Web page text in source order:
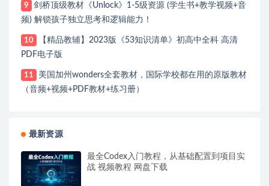
9
剑桥顶级教材《Unlock》1-5级资源 (学生书+教学视频+音
频) 解锁孩子独立思考和逻辑能力！
10
【精品教辅】2023版《53知识清单》初高中全科 高清
PDF电子版
11
美国加州wonders全套教材，国际学校都在用的原版教材
（音频+视频+PDF教材+练习册）
最新资源
最全Codex入门教程，从基础配置到项目实
战 视频教程 网盘下载